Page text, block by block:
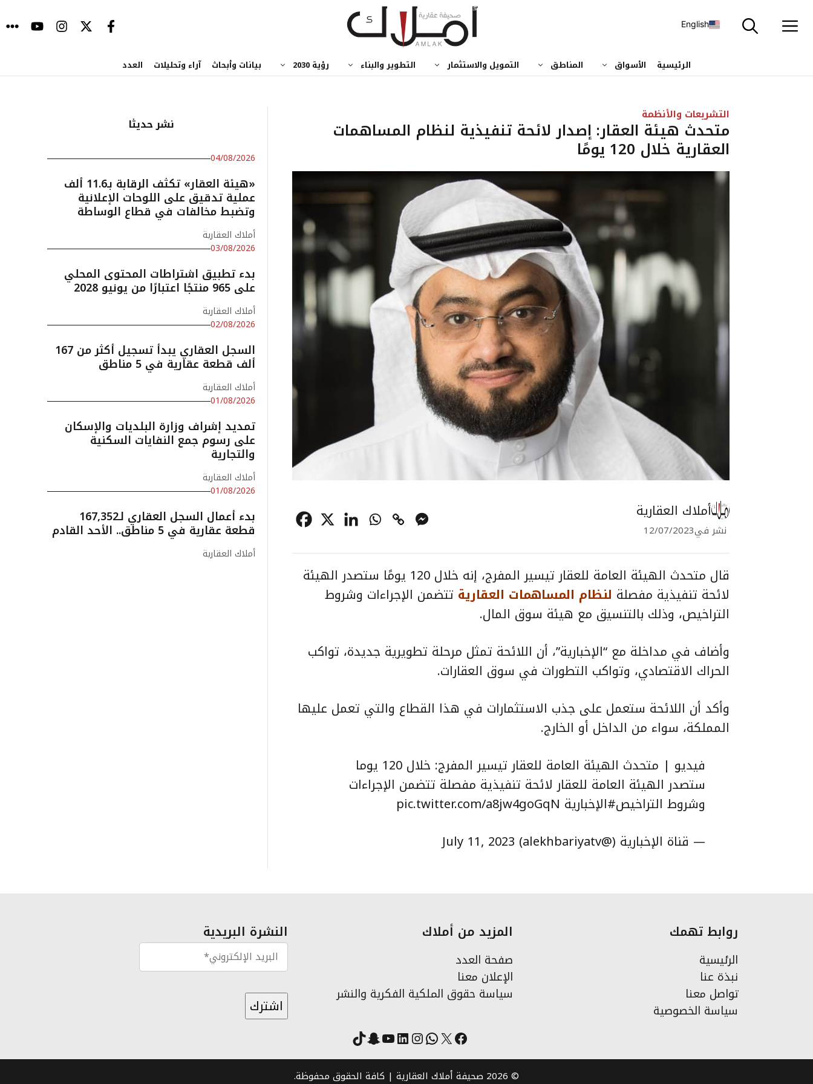
إلى
English
الرئيسية الأسواق المناطق التمويل والاستثمار التطوير والبناء رؤية 2030 بيانات وأبحاث آراء وتحليلات العدد
التشريعات والأنظمة
متحدث هيئة العقار: إصدار لائحة تنفيذية لنظام المساهمات
العقارية خلال 120 يومًا
أملاك العقارية
نشر في12/07/2023
قال متحدث الهيئة العامة للعقار تيسير المفرج، إنه خلال 120 يومًا ستصدر الهيئة
لائحة تنفيذية مفصلة لنظام المساهمات العقارية تتضمن الإجراءات وشروط
التراخيص، وذلك بالتنسيق مع هيئة سوق المال.
وأضاف في مداخلة مع “الإخبارية”، أن اللائحة تمثل مرحلة تطويرية جديدة، تواكب
الحراك الاقتصادي، وتواكب التطورات في سوق العقارات.
وأكد أن اللائحة ستعمل على جذب الاستثمارات في هذا القطاع والتي تعمل عليها
المملكة، سواء من الداخل أو الخارج.
فيديو | متحدث الهيئة العامة للعقار تيسير المفرج: خلال 120 يوما
ستصدر الهيئة العامة للعقار لائحة تنفيذية مفصلة تتضمن الإجراءات
وشروط التراخيص#الإخبارية pic.twitter.com/a8jw4goGqN
— قناة الإخبارية (@alekhbariyatv)
July 11, 2023
نشر حديثا
04/08/2026
«هيئة العقار» تكثف الرقابة بـ11.6 ألف
عملية تدقيق على اللوحات الإعلانية
وتضبط مخالفات في قطاع الوساطة
أملاك العقارية
03/08/2026
بدء تطبيق اشتراطات المحتوى المحلي
على 965 منتجًا اعتبارًا من يونيو 2028
أملاك العقارية
02/08/2026
السجل العقاري يبدأ تسجيل أكثر من 167
ألف قطعة عقارية في 5 مناطق
أملاك العقارية
01/08/2026
تمديد إشراف وزارة البلديات والإسكان
على رسوم جمع النفايات السكنية
والتجارية
أملاك العقارية
01/08/2026
بدء أعمال السجل العقاري لـ167,352
قطعة عقارية في 5 مناطق.. الأحد القادم
أملاك العقارية
روابط تهمك
الرئيسية
نبذة عنا
تواصل معنا
سياسة الخصوصية
المزيد من أملاك
صفحة العدد
الإعلان معنا
سياسة حقوق الملكية الفكرية والنشر
النشرة البريدية
فيسبوك
X واتساب
انستقرام
لينكد إنيوتيوب
سناب شات
تيك توك
© 2026 صحيفة أملاك العقارية | كافة الحقوق محفوظة.